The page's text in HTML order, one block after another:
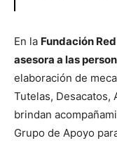
En la Fundación
asesora a las
elaboración de
Tutelas, Desacatos,
brindan
Grupo de Apoyo